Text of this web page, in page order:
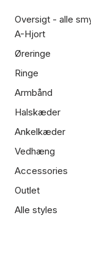
Oversigt - alle
A-Hjort
Øreringe
Ringe
Armbånd
Halskæder
Ankelkæder
Vedhæng
Accessories
Outlet
Alle styles